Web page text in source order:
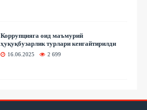
Коррупцияга оид маъмурий
ҳуқуқбузарлик турлари кенгайтирилди
16.06.2025 2 699